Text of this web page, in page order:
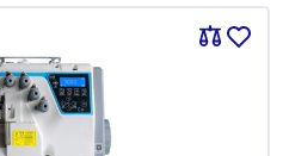
Порівняти
В